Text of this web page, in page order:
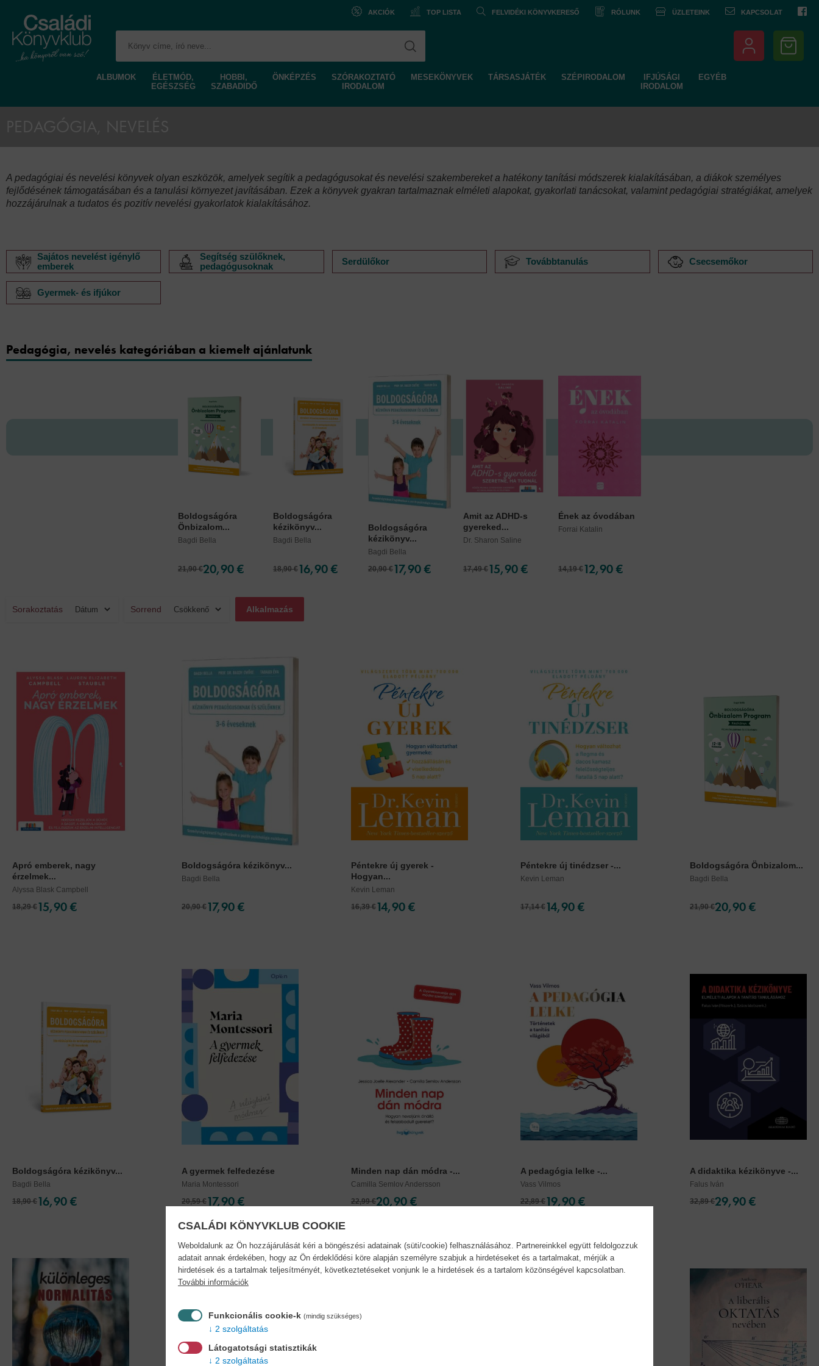
AKCIÓK TOP LISTA FELVIDÉKI KÖNYVKERESŐ RÓLUNK ÜZLETEINK KAPCSOLAT
ALBUMOK
ÉLETMÓD,
EGÉSZSÉG
HOBBI,
SZABADIDŐ
ÖNKÉPZÉS
SZÓRAKOZTATÓ
IRODALOM
MESEKÖNYVEK TÁRSASJÁTÉK SZÉPIRODALOM
IFJÚSÁGI
IRODALOM
EGYÉB
A pedagógiai és nevelési könyvek olyan eszközök, amelyek segítik a pedagógusokat és nevelési szakembereket a hatékony tanítási módszerek kialakításában, a diákok személyes
fejlődésének támogatásában és a tanulási környezet javításában. Ezek a könyvek gyakran tartalmaznak elméleti alapokat, gyakorlati tanácsokat, valamint pedagógiai stratégiákat, amelyek
hozzájárulnak a tudatos és pozitív nevelési gyakorlatok kialakításához.
Sajátos nevelést igénylő
emberek
Segítség szülőknek,
pedagógusoknak
Serdülőkor Továbbtanulás Csecsemőkor
Gyermek- és ifjúkor
Pedagógia, nevelés kategóriában a kiemelt ajánlatunk
Boldogságóra
Önbizalom...
Bagdi Bella
21,90 €20,90 €
Boldogságóra
kézikönyv...
Bagdi Bella
18,90 €16,90 €
Boldogságóra
kézikönyv...
Bagdi Bella
20,90 €17,90 €
Amit az ADHD-s
gyereked...
Dr. Sharon Saline
17,49 €15,90 €
Ének az óvodában
Forrai Katalin
14,19 €12,90 €
Sorakoztatás Sorrend
Apró emberek, nagy
érzelmek...
Alyssa Blask Campbell
18,29 €15,90 €
Boldogságóra kézikönyv...
Bagdi Bella
20,90 €17,90 €
Péntekre új gyerek -
Hogyan...
Kevin Leman
16,39 €14,90 €
Péntekre új tinédzser -...
Kevin Leman
17,14 €14,90 €
Boldogságóra Önbizalom...
Bagdi Bella
21,90 €20,90 €
Boldogságóra kézikönyv...
Bagdi Bella
18,90 €16,90 €
A gyermek felfedezése
Maria Montessori
20,59 €17,90 €
Minden nap dán módra -...
Camilla Semlov Andersson
22,99 €20,90 €
A pedagógia lelke -...
Vass Vilmos
22,89 €19,90 €
A didaktika kézikönyve -...
Falus Iván
32,89 €29,90 €
CSALÁDI KÖNYVKLUB COOKIE
Weboldalunk az Ön hozzájárulását kéri a böngészési adatainak (süti/cookie) felhasználásához. Partnereinkkel együtt feldolgozzuk
adatait annak érdekében, hogy az Ön érdeklődési köre alapján személyre szabjuk a hirdetéseket és a tartalmakat, mérjük a
hirdetések és a tartalmak teljesítményét, következtetéseket vonjunk le a hirdetések és a tartalom közönségével kapcsolatban.
További információk
Funkcionális cookie-k (mindig szükséges)
2 szolgáltatás
Látogatotsági statisztikák
2 szolgáltatás